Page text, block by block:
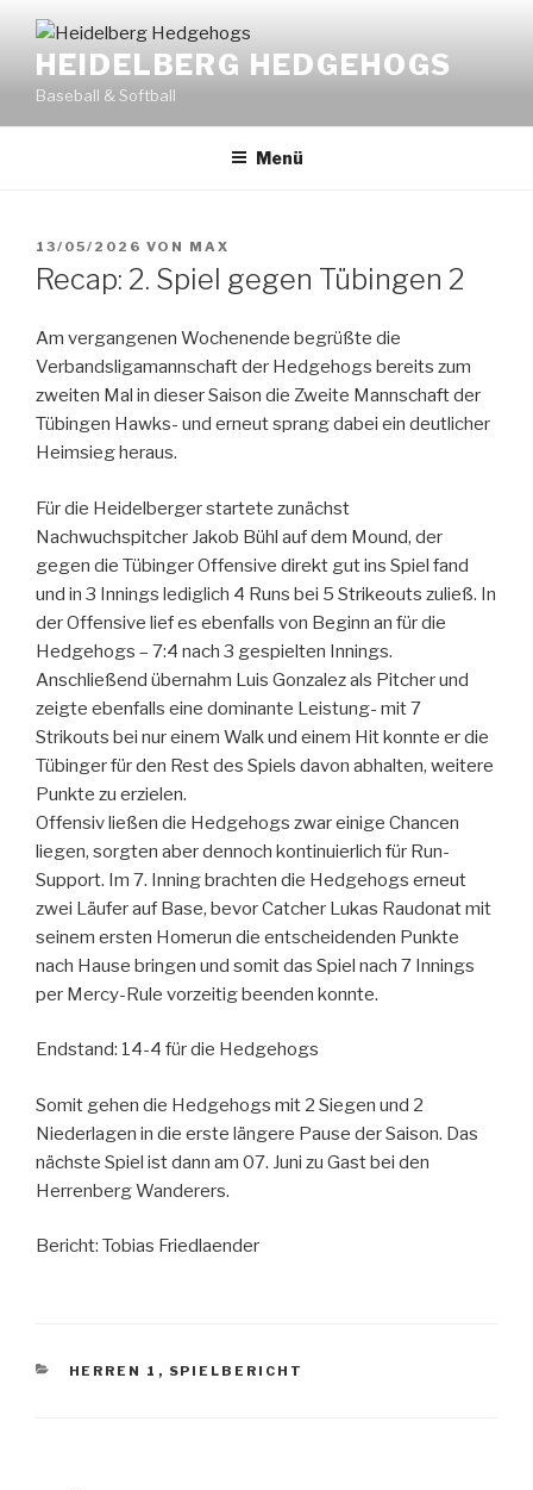
Inhalt
springenHEIDELBERG HEDGEHOGS
Baseball & Softball
Menü
VERÖFFENTLICHT
AM
13/05/2026 VON MAX
Recap: 2. Spiel gegen Tübingen 2
Am vergangenen Wochenende begrüßte die
Verbandsligamannschaft der Hedgehogs bereits zum
zweiten Mal in dieser Saison die Zweite Mannschaft der
Tübingen Hawks- und erneut sprang dabei ein deutlicher
Heimsieg heraus.
Für die Heidelberger startete zunächst
Nachwuchspitcher Jakob Bühl auf dem Mound, der
gegen die Tübinger Offensive direkt gut ins Spiel fand
und in 3 Innings lediglich 4 Runs bei 5 Strikeouts zuließ. In
der Offensive lief es ebenfalls von Beginn an für die
Hedgehogs – 7:4 nach 3 gespielten Innings.
Anschließend übernahm Luis Gonzalez als Pitcher und
zeigte ebenfalls eine dominante Leistung- mit 7
Strikouts bei nur einem Walk und einem Hit konnte er die
Tübinger für den Rest des Spiels davon abhalten, weitere
Punkte zu erzielen.
Offensiv ließen die Hedgehogs zwar einige Chancen
liegen, sorgten aber dennoch kontinuierlich für Run-
Support. Im 7. Inning brachten die Hedgehogs erneut
zwei Läufer auf Base, bevor Catcher Lukas Raudonat mit
seinem ersten Homerun die entscheidenden Punkte
nach Hause bringen und somit das Spiel nach 7 Innings
per Mercy-Rule vorzeitig beenden konnte.
Endstand: 14-4 für die Hedgehogs
Somit gehen die Hedgehogs mit 2 Siegen und 2
Niederlagen in die erste längere Pause der Saison. Das
nächste Spiel ist dann am 07. Juni zu Gast bei den
Herrenberg Wanderers.
Bericht: Tobias Friedlaender
KATEGORIEN
HERREN 1 , SPIELBERICHT